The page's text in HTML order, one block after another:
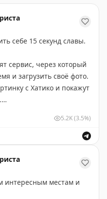
себе 15 секунд славы.
сервис, через который
и загрузить своё фото.
с Хатико и покажут
в июле с участием 48
анимацию, музыку,
Точную цену пока
тысяч иен.
5.2K(3.5%)
интересным местам и